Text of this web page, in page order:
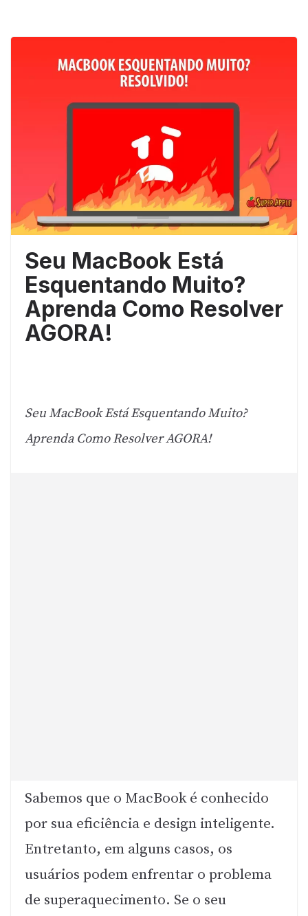
Seu MacBook Está
Esquentando Muito?
Aprenda Como Resolver
AGORA!
Seu MacBook Está Esquentando Muito?
Aprenda Como Resolver AGORA!
Sabemos que o MacBook é conhecido
por sua eficiência e design inteligente.
Entretanto, em alguns casos, os
usuários podem enfrentar o problema
de superaquecimento. Se o seu